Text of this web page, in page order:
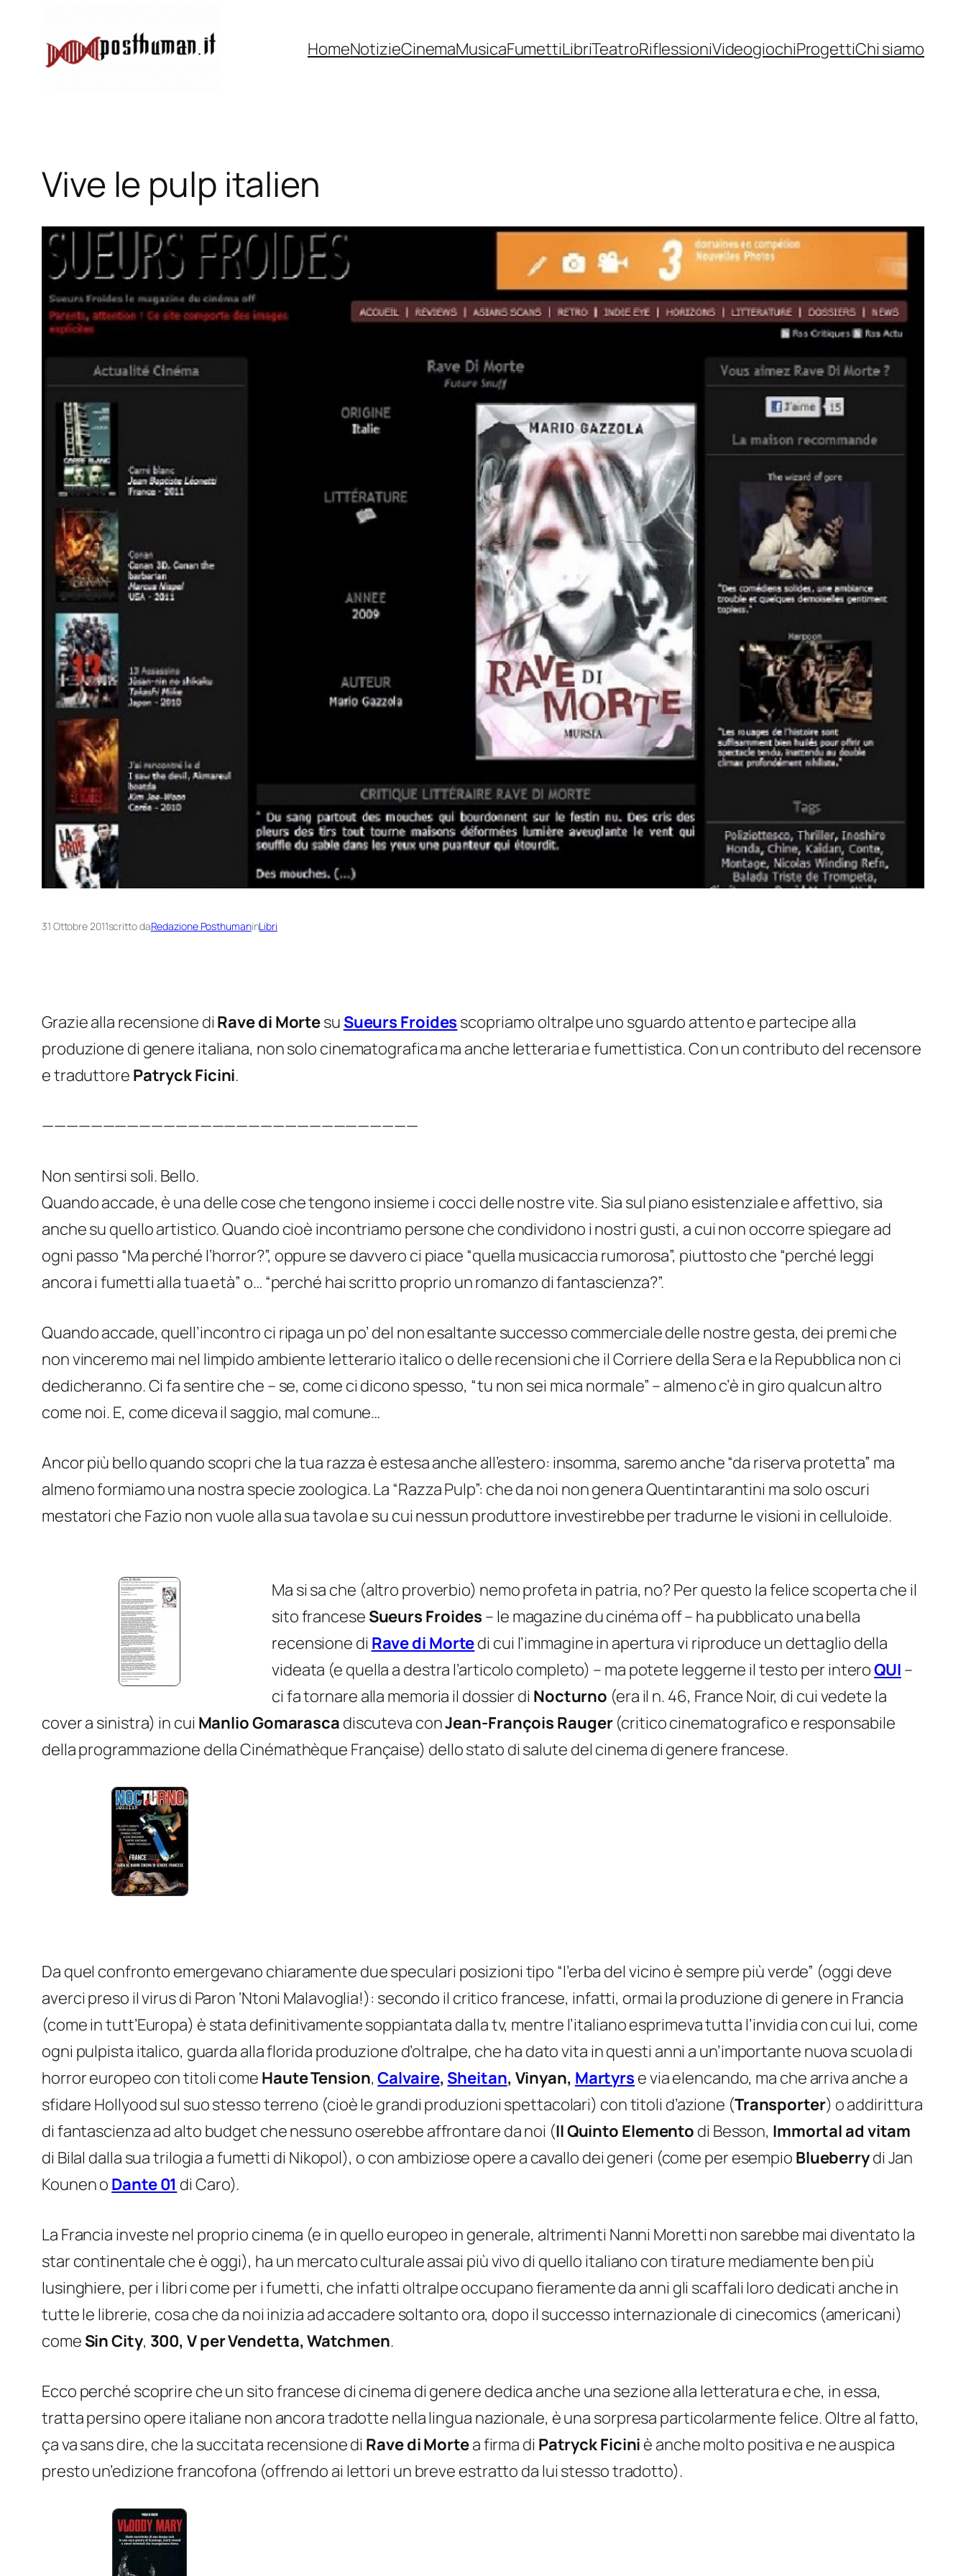
contenuto
HomeNotizieCinemaMusicaFumettiLibriTeatroRiflessioniVideogiochiProgettiChi siamo
Vive le pulp italien
31 Ottobre 2011scritto daRedazione PosthumaninLibri
Grazie alla recensione di Rave di Mortesu Sueurs Froides scopriamo oltralpe uno sguardo attento e partecipe alla
produzione di genere italiana, non solo cinematografica ma anche letteraria e fumettistica. Con un contributo del recensore
e traduttore Patryck Ficini.
———————————————————————————————
Non sentirsi soli. Bello.
Quando accade, è una delle cose che tengono insieme i cocci delle nostre vite. Sia sul piano esistenziale e affettivo, sia
anche su quello artistico. Quando cioè incontriamo persone che condividono i nostri gusti, a cui non occorre spiegare ad
ogni passo “Ma perché l’horror?”, oppure se davvero ci piace “quella musicaccia rumorosa”, piuttosto che “perché leggi
ancora i fumetti alla tua età” o… “perché hai scritto proprio un romanzo di fantascienza?”.
Quando accade, quell’incontro ci ripaga un po’ del non esaltante successo commerciale delle nostre gesta, dei premi che
non vinceremo mai nel limpido ambiente letterario italico o delle recensioni che il Corriere della Sera e la Repubblica non ci
dedicheranno. Ci fa sentire che – se, come ci dicono spesso, “tu non sei mica normale” – almeno c’è in giro qualcun altro
come noi. E, come diceva il saggio, mal comune…
Ancor più bello quando scopri che la tua razza è estesa anche all’estero: insomma, saremo anche “da riserva protetta” ma
almeno formiamo una nostra specie zoologica. La “Razza Pulp”: che da noi non genera Quentintarantini ma solo oscuri
mestatori che Fazio non vuole alla sua tavola e su cui nessun produttore investirebbe per tradurne le visioni in celluloide.
Ma si sa che (altro proverbio) nemo profeta in patria, no? Per questo la felice scoperta che il
sito francese Sueurs Froides – le magazine du cinéma off– ha pubblicato una bella
recensione di Rave di Mortedi cui l’immagine in apertura vi riproduce un dettaglio della
videata (e quella a destra l’articolo completo) – ma potete leggerne il testo per interoQUI –
ci fa tornare alla memoria il dossier di Nocturno (era il n. 46, France Noir, di cui vedete la
cover a sinistra) in cui Manlio Gomarasca discuteva conJean-François Rauger(critico cinematografico e responsabile
della programmazione della Cinémathèque Française) dello stato di salute del cinema di genere francese.
Da quel confronto emergevano chiaramente due speculari posizioni tipo “l’erba del vicino è sempre più verde” (oggi deve
averci preso il virus di Paron ‘Ntoni Malavoglia!): secondo il critico francese, infatti, ormai la produzione di genere in Francia
(come in tutt’Europa) è stata definitivamente soppiantata dalla tv, mentre l’italiano esprimeva tutta l’invidia con cui lui, come
ogni pulpista italico, guarda alla florida produzione d’oltralpe, che ha dato vita in questi anni a un’importante nuova scuola di
horror europeo con titoli come Haute Tension,Calvaire, Sheitan, Vinyan, Martyrs e via elencando, ma che arriva anche a
sfidare Hollyood sul suo stesso terreno (cioè le grandi produzioni spettacolari) con titoli d’azione (Transporter) o addirittura
di fantascienza ad alto budget che nessuno oserebbe affrontare da noi (Il Quinto Elemento di Besson, Immortal ad vitam
di Bilal dalla sua trilogia a fumetti di Nikopol), o con ambiziose opere a cavallo dei generi (come per esempio Blueberrydi Jan
Kounen o Dante 01 di Caro).
La Francia investe nel proprio cinema (e in quello europeo in generale, altrimenti Nanni Moretti non sarebbe mai diventato la
star continentale che è oggi), ha un mercato culturale assai più vivo di quello italiano con tirature mediamente ben più
lusinghiere, per i libri come per i fumetti, che infatti oltralpe occupano fieramente da anni gli scaffali loro dedicati anche in
tutte le librerie, cosa che da noi inizia ad accadere soltanto ora, dopo il successo internazionale di cinecomics (americani)
come Sin City, 300, V per Vendetta, Watchmen.
Ecco perché scoprire che un sito francese di cinema di genere dedica anche una sezione alla letteratura e che, in essa,
tratta persino opere italiane non ancora tradotte nella lingua nazionale, è una sorpresa particolarmente felice. Oltre al fatto,
ça va sans dire, che la succitata recensione di Rave di Mortea firma di Patryck Ficini è anche molto positiva e ne auspica
presto un’edizione francofona (offrendo ai lettori un breve estratto da lui stesso tradotto).